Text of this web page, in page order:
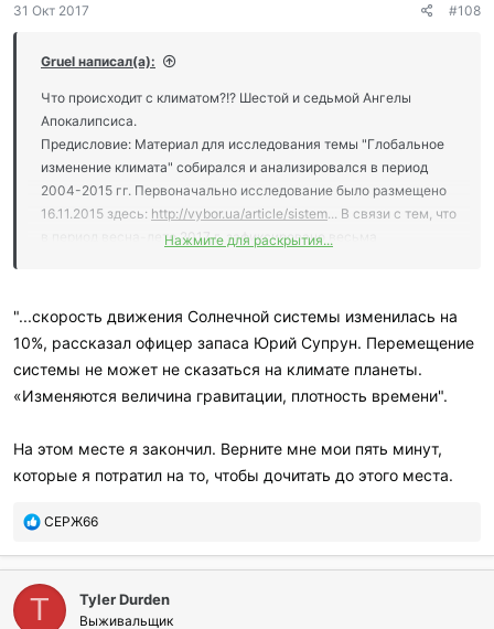
31 Окт 2017 #108
Gruel написал(а):
Что происходит с климатом?!? Шестой и седьмой Ангелы
Апокалипсиса.
Предисловие: Материал для исследования темы "Глобальное
изменение климата" собирался и анализировался в период
2004-2015 гг. Первоначально исследование было размещено
16.11.2015 здесь: http://vybor.ua/article/sistem... В связи с тем, что
в период весна-лето 2017 г. зафиксировано весьма
Португалии, в США в штате Калифорния; землетрясения,
наводнения, выпадение снега и заморозки до -7°С в мае-июне
в России выше 50° с.ш., выпадение аномально большого
количества града с большими по диаметру градинами (с
с.ш. (в частности, Ватикан передал информацию, что на его
территории пересохли источники воды) возникла идея
бОльшего количества людей, чтобы многие понимали что
Продолжение -https://cont.ws/@kazaknatanke/674118
Просто огромная статья!
Нажмите для раскрытия...
"...скорость движения Солнечной системы изменилась на
10%, рассказал офицер запаса Юрий Супрун. Перемещение
системы не может не сказаться на климате планеты.
«Изменяются величина гравитации, плотность времени".
На этом месте я закончил. Верните мне мои пять минут,
которые я потратил на то, чтобы дочитать до этого места.
П
б
а
СЕРЖ66
T Tyler Durden
Выживальщик